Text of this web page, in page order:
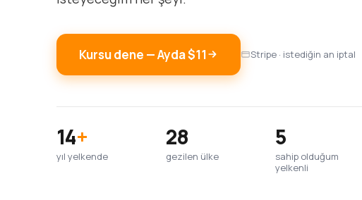
Kursu dene — Ayda $11 Stripe · istediğin an iptal
14+
yıl yelkende
28
gezilen ülke
5
sahip olduğum
yelkenli